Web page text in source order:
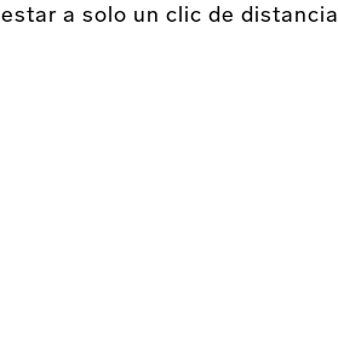
estar a solo un clic de